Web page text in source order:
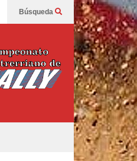
Búsqueda